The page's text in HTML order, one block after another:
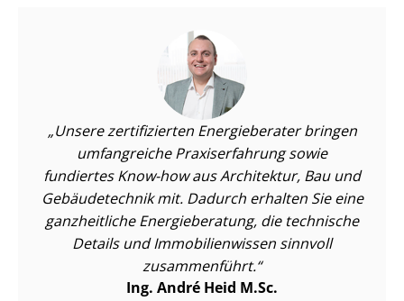
Unsere zertifizierten Energieberater bringen
umfangreiche Praxiserfahrung sowie
fundiertes Know-how aus Architektur, Bau und
Gebäudetechnik mit. Dadurch erhalten Sie eine
ganzheitliche Energieberatung, die technische
Details und Im­mo­bi­li­en­wis­sen sinnvoll
zusammenführt.
Ing. André Heid M.Sc.